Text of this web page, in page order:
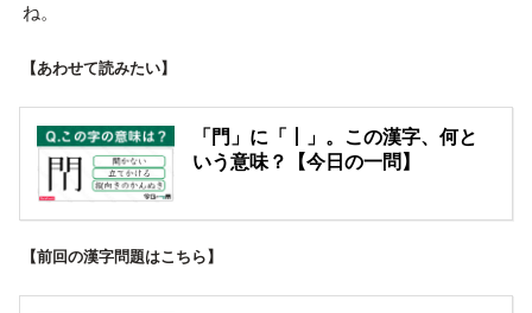
ね。
【あわせて読みたい】
「門」に「丨」。この漢字、何と
いう意味？【今日の一問】
【前回の漢字問題はこちら】